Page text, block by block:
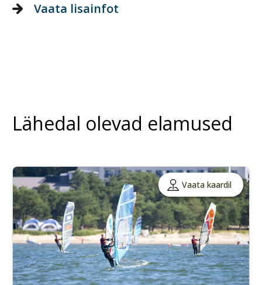
Vaata lisainfot
Lähedal olevad elamused
Vaata kaardil